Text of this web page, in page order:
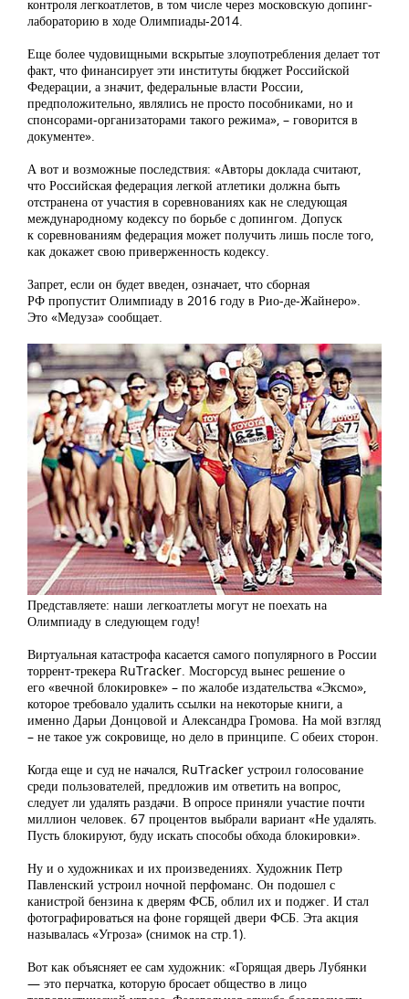
контроля легкоатлетов, в том числе через московскую допинг-
лабораторию в ходе Олимпиады-2014.
Еще более чудовищными вскрытые злоупотребления делает тот
факт, что финансирует эти институты бюджет Российской
Федерации, а значит, федеральные власти России,
предположительно, являлись не просто пособниками, но и
спонсорами-организаторами такого режима», – говорится в
документе».
А вот и возможные последствия: «Авторы доклада считают,
что Российская федерация легкой атлетики должна быть
отстранена от участия в соревнованиях как не следующая
международному кодексу по борьбе с допингом. Допуск
к соревнованиям федерация может получить лишь после того,
как докажет свою приверженность кодексу.
Запрет, если он будет введен, означает, что сборная
РФ пропустит Олимпиаду в 2016 году в Рио-де-Жайнеро».
Это «Медуза» сообщает.
Представляете: наши легкоатлеты могут не поехать на
Олимпиаду в следующем году!
Виртуальная катастрофа касается самого популярного в России
торрент-трекера RuTracker. Мосгорсуд вынес решение о
его «вечной блокировке» – по жалобе издательства «Эксмо»,
которое требовало удалить ссылки на некоторые книги, а
именно Дарьи Донцовой и Александра Громова. На мой взгляд
– не такое уж сокровище, но дело в принципе. С обеих сторон.
Когда еще и суд не начался, RuTracker устроил голосование
среди пользователей, предложив им ответить на вопрос,
следует ли удалять раздачи. В опросе приняли участие почти
миллион человек. 67 процентов выбрали вариант «Не удалять.
Пусть блокируют, буду искать способы обхода блокировки».
Ну и о художниках и их произведениях. Художник Петр
Павленский устроил ночной перфоманс. Он подошел с
канистрой бензина к дверям ФСБ, облил их и поджег. И стал
фотографироваться на фоне горящей двери ФСБ. Эта акция
называлась «Угроза» (снимок на стр.1).
Вот как объясняет ее сам художник: «Горящая дверь Лубянки
— это перчатка, которую бросает общество в лицо